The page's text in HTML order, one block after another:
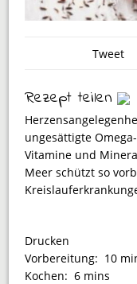
Tweet
Rezept teilen
ungesättigte
Vitamine und
Meer schützt so
Drucken
Vorbereitung: 10
Kochen:6 mins